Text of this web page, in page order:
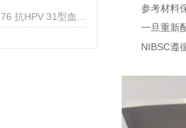
参考材料
一旦重新
NIBSC遵